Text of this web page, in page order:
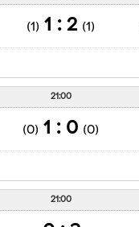
(1)
2 : 1
(1)
21:00
(0)
0 : 1
(0)
21:00